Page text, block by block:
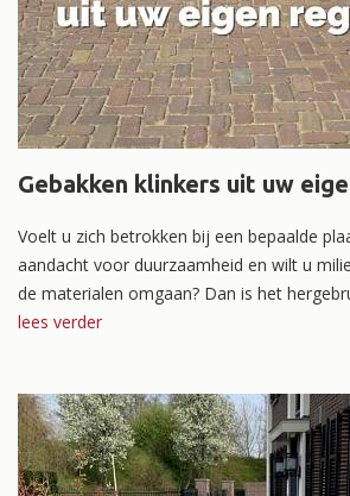
Gebakken klinkers uit uw
Voelt u zich betrokken bij een bepaalde
aandacht voor duurzaamheid en wilt u
de materialen omgaan? Dan is het
gebakken klinkers uit uw eigen regio echt
lees verder